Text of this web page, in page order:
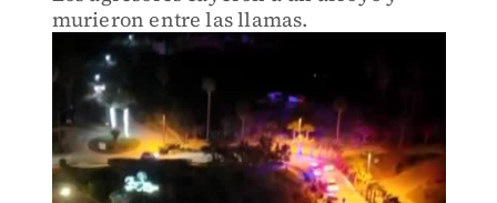
murieron entre las llamas.